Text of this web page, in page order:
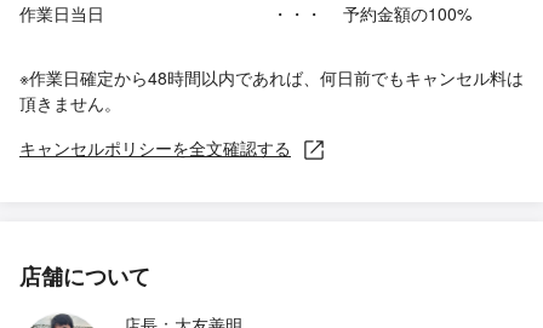
作業日当日
・・・ 予約金額の100%
※作業日確定から48時間以内であれば、何日前でもキャンセル料は
頂きません。
キャンセルポリシーを全文確認する
店舗について